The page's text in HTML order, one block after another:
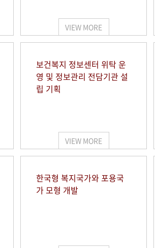
VIEW MORE
보건복지 정보센터 위탁 운
영 및 정보관리 전담기관 설
립 기획
VIEW MORE
한국형 복지국가와 포용국
가 모형 개발